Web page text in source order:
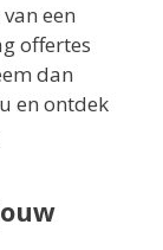
een
offertes
dan
en ontdek